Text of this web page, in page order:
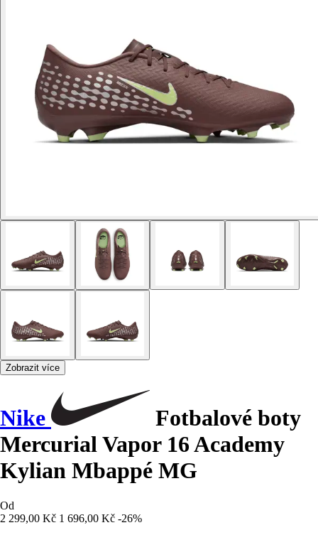
Zobrazit více
Nike
Fotbalové boty
Mercurial Vapor 16 Academy
Kylian Mbappé MG
Od
2 299,00 Kč 1 696,00 Kč -26%